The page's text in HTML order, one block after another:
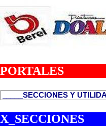
PORTALES
X_SECCIONES